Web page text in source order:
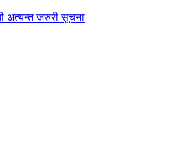
अत्यन्त जरुरी सूचना